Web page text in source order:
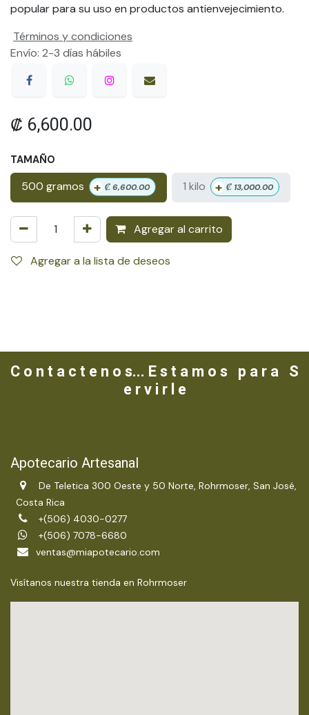
popular para su uso en productos antienvejecimiento.
₡ 6,600.00
TAMAÑO
500 gramos + ₡6,600.00 1 kilo + ₡ 13,000.00
Agregar al carrito
Agregar a la lista de deseos
Términos y condiciones
Envío: 2-3 días hábiles
C o n t a c t e n o s... E s t a m o s p a r a S
e r v i r l e
Apotecario Artesanal
De Teletica 300 Oeste y 50 Norte, Rohrmoser, San José,
Costa Rica
+(506) 4030-0277
+(506) 7078-6680
ventas@miapotecario.com
Visítanos nuestra tienda en Rohrmoser